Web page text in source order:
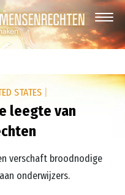
STATES
leegte van
verschaft broodnodige
onderwijzers.